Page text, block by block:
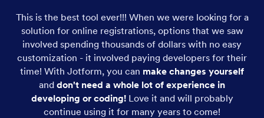
This is the best tool ever!!! When we were looking for a
solution for online registrations, options that we saw
involved spending thousands of dollars with no easy
customization - it involved paying developers for their
time! With Jotform, you can make changes yourself
and don't need a whole lot of experience in
developing or coding!Love it and will probably
continue using it for many years to come!